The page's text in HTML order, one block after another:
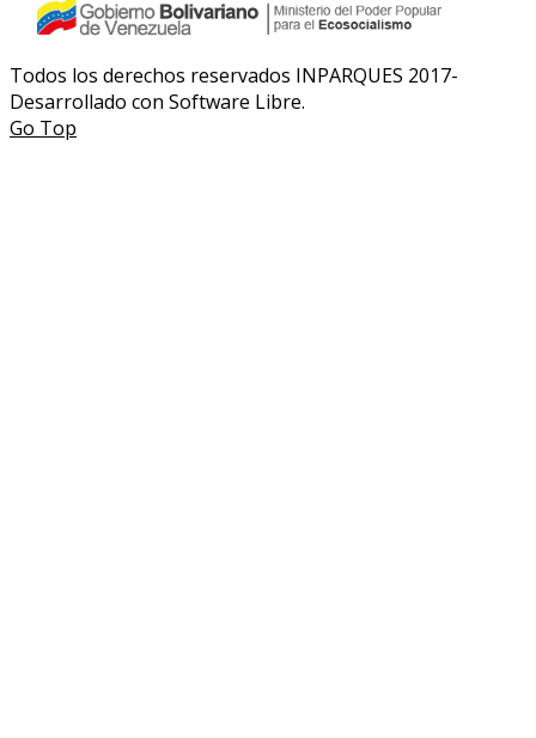
Todos los derechos reservados INPARQUES 2017-
Desarrollado con Software Libre.
Go Top